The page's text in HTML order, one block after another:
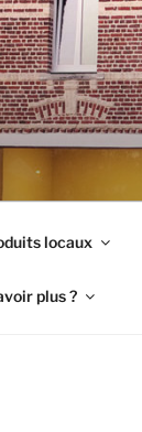
locaux
plus ?